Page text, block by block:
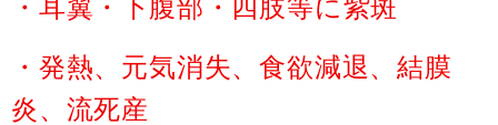
・耳翼・下腹部・四肢等に紫斑
・発熱、元気消失、食欲減退、結膜
炎、流死産